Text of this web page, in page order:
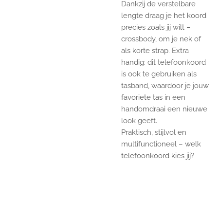
Dankzij de verstelbare
lengte draag je het koord
precies zoals jij wilt –
crossbody, om je nek of
als korte strap. Extra
handig: dit telefoonkoord
is ook te gebruiken als
tasband, waardoor je jouw
favoriete tas in een
handomdraai een nieuwe
look geeft.
Praktisch, stijlvol en
multifunctioneel – welk
telefoonkoord kies jij?